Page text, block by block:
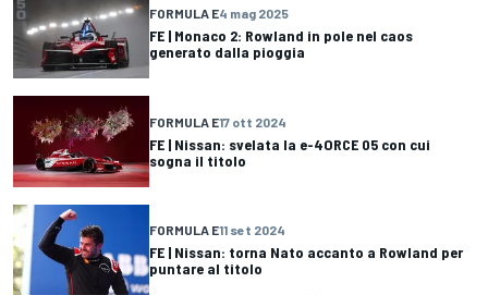
FORMULA E4 mag 2025
FE | Monaco 2: Rowland in pole nel caos
generato dalla pioggia
FORMULA E17 ott 2024
FE | Nissan: svelata la e-4ORCE 05 con cui
sogna il titolo
FORMULA E11 set 2024
FE | Nissan: torna Nato accanto a Rowland per
puntare al titolo